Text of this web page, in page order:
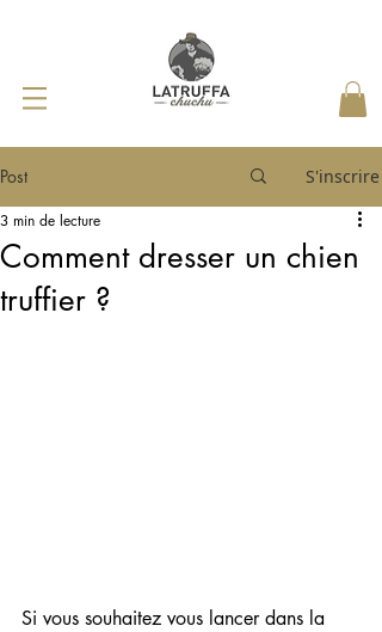
Post S'inscrire
Comment dresser un chien
truffier ?
3 min de lecture
Si vous souhaitez vous lancer dans la